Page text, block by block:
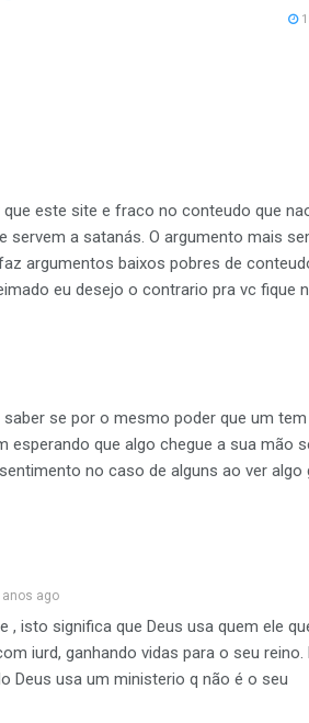
que este site e fraco no conteudo que
servem a satanás. O argumento mais
argumentos baixos pobres de
eu desejo o contrario pra vc fique
se por o mesmo poder que um
esperando que algo chegue a sua mão
no caso de alguns ao ver algo
anos ago
, isto significa que Deus usa quem ele
iurd, ganhando vidas para o seu
Deus usa um ministerio q não é o seu